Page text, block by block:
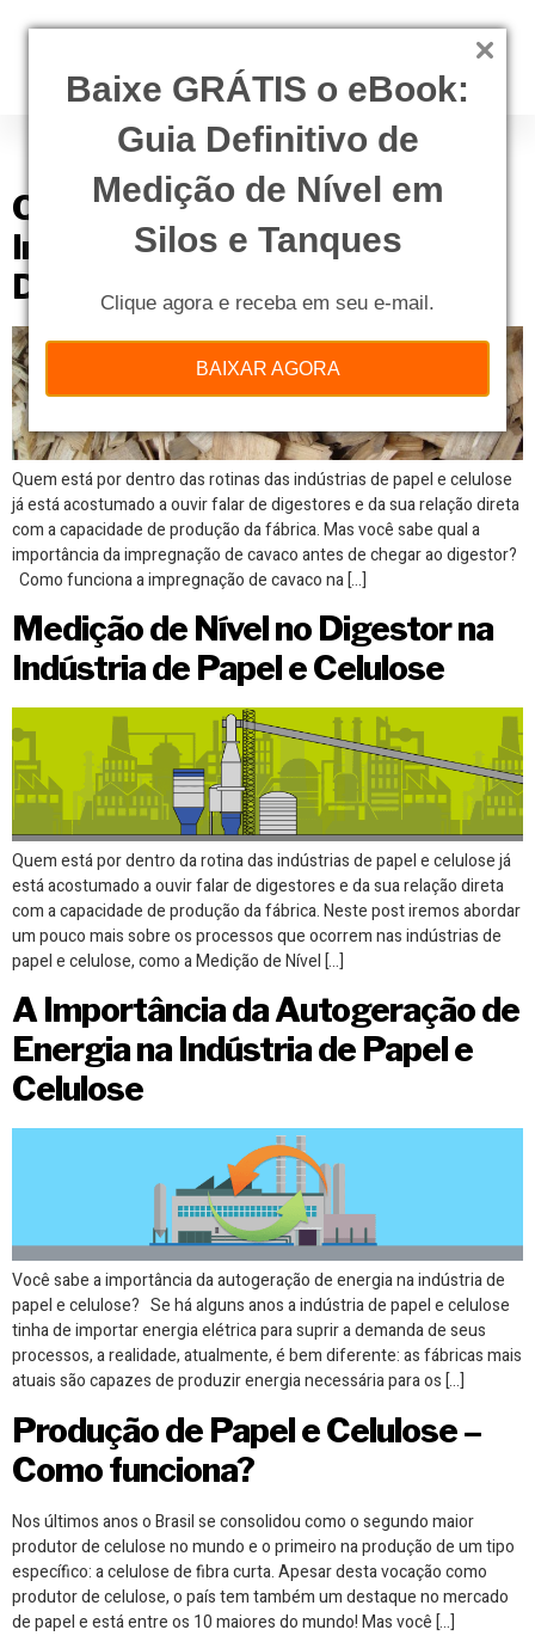
Baixe GRÁTIS o eBook:
Guia Definitivo de
Medição de Nível em
Silos e Tanques
Clique agora e receba em seu e-mail.
BAIXAR AGORA
Tag:papel e celulose
Qual a Importância Da
Impregnação De Cavaco Antes
De Chegar Ao Digestor?
Quem está por dentro das rotinas das indústrias de papel e celulose
já está acostumado a ouvir falar de digestores e da sua relação direta
com a capacidade de produção da fábrica. Mas você sabe qual a
importância da impregnação de cavaco antes de chegar ao digestor?
Como funciona a impregnação de cavaco na […]
Medição de Nível no Digestor na
Indústria de Papel e Celulose
Quem está por dentro da rotina das indústrias de papel e celulose já
está acostumado a ouvir falar de digestores e da sua relação direta
com a capacidade de produção da fábrica. Neste post iremos abordar
um pouco mais sobre os processos que ocorrem nas indústrias de
papel e celulose, como a Medição de Nível […]
A Importância da Autogeração de
Energia na Indústria de Papel e
Celulose
Você sabe a importância da autogeração de energia na indústria de
papel e celulose? Se há alguns anos a indústria de papel e celulose
tinha de importar energia elétrica para suprir a demanda de seus
processos, a realidade, atualmente, é bem diferente: as fábricas mais
atuais são capazes de produzir energia necessária para os […]
Produção de Papel e Celulose –
Como funciona?
Nos últimos anos o Brasil se consolidou como o segundo maior
produtor de celulose no mundo e o primeiro na produção de um tipo
específico: a celulose de fibra curta. Apesar desta vocação como
produtor de celulose, o país tem também um destaque no mercado
de papel e está entre os 10 maiores do mundo! Mas você […]